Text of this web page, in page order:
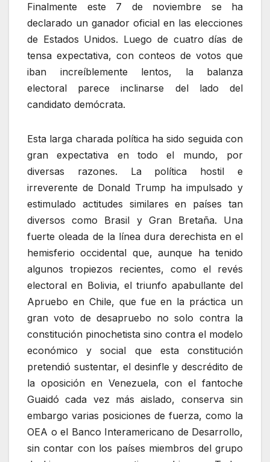
Finalmente este 7 de noviembre se ha
declarado un ganador oficial en las elecciones
de Estados Unidos. Luego de cuatro días de
tensa expectativa, con conteos de votos que
iban increíblemente lentos, la balanza
electoral parece inclinarse del lado del
candidato demócrata.
Esta larga charada política ha sido seguida con
gran expectativa en todo el mundo, por
diversas razones. La política hostil e
irreverente de Donald Trump ha impulsado y
estimulado actitudes similares en países tan
diversos como Brasil y Gran Bretaña. Una
fuerte oleada de la línea dura derechista en el
hemisferio occidental que, aunque ha tenido
algunos tropiezos recientes, como el revés
electoral en Bolivia, el triunfo apabullante del
Apruebo en Chile, que fue en la práctica un
gran voto de desapruebo no solo contra la
constitución pinochetista sino contra el modelo
económico y social que esta constitución
pretendió sustentar, el desinfle y descrédito de
la oposición en Venezuela, con el fantoche
Guaidó cada vez más aislado, conserva sin
embargo varias posiciones de fuerza, como la
OEA o el Banco Interamericano de Desarrollo,
sin contar con los países miembros del grupo